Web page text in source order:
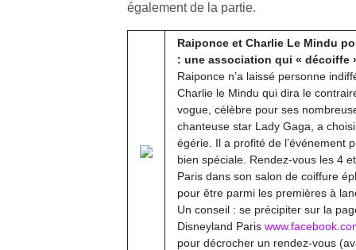
également de la partie.
Raiponce et Charlie Le Mindu
: une association qui « décoiffe
Raiponce n’a laissé personne
Charlie le Mindu qui dira le
vogue, célèbre pour ses
chanteuse star Lady Gaga, a
égérie. Il a profité de l’événement
bien spéciale. Rendez-vous les 4
Paris dans son salon de coiffure
pour être parmi les premières à
Un conseil : se précipiter sur la
Disneyland Paris
pour décrocher un rendez-vous
à
…